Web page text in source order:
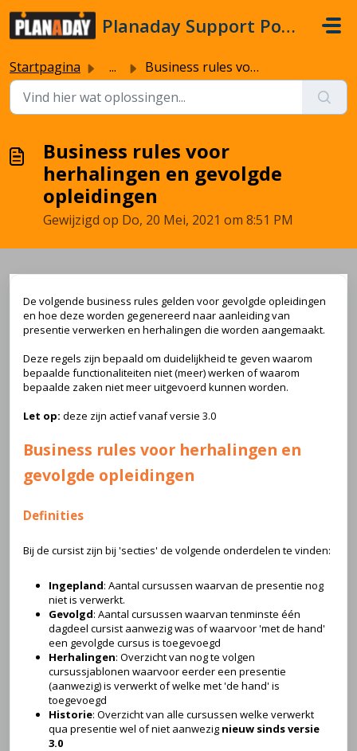
Doorgaan naar hoofdinhoud
Planaday Support Portal
Startpagina ... Business rules voor herhalingen en gevolgde opleidingen
Business rules voor
herhalingen en gevolgde
opleidingen
Gewijzigd op Do, 20 Mei, 2021 om 8:51 PM
De volgende business rules gelden voor gevolgde opleidingen
en hoe deze worden gegenereerd naar aanleiding van
presentie verwerken en herhalingen die worden aangemaakt.
Deze regels zijn bepaald om duidelijkheid te geven waarom
bepaalde functionaliteiten niet (meer) werken of waarom
bepaalde zaken niet meer uitgevoerd kunnen worden.
Let op: deze zijn actief vanaf versie 3.0
Business rules voor herhalingen en
gevolgde opleidingen
Definities
Bij de cursist zijn bij 'secties' de volgende onderdelen te vinden:
Ingepland: Aantal cursussen waarvan de presentie nog
niet is verwerkt.
Gevolgd: Aantal cursussen waarvan tenminste één
dagdeel cursist aanwezig was of waarvoor 'met de hand'
een gevolgde cursus is toegevoegd
Herhalingen: Overzicht van nog te volgen
cursussjablonen waarvoor eerder een presentie
(aanwezig) is verwerkt of welke met 'de hand' is
toegevoegd
Historie: Overzicht van alle cursussen welke verwerkt
qua presentie wel of niet aanwezig nieuw sinds versie
3.0